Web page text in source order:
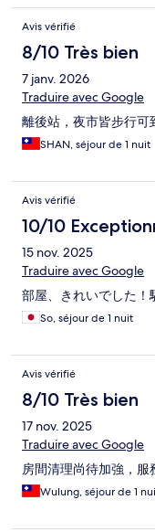
Avis vérifié
8/10 Très bien
7 janv. 2026
Traduire avec Google
離後站，夜市皆步行可
SHAN, séjour de 1 nuit
Avis vérifié
10/10
15 nov. 2025
Traduire avec Google
部屋、きれいでした！
So, séjour de 1 nuit
Avis vérifié
8/10 Très bien
17 nov. 2025
Traduire avec Google
房間清理尚待加強，服
Wulung, séjour de 1